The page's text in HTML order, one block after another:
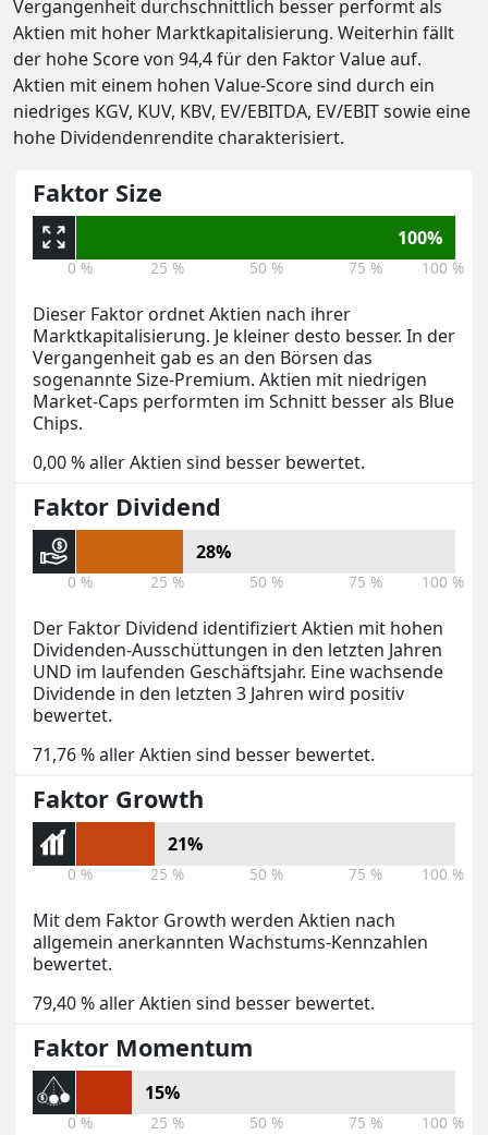
Vergangenheit durchschnittlich besser performt als
Aktien mit hoher Marktkapitalisierung. Weiterhin fällt
der hohe Score von 94,4 für den Faktor Value auf.
Aktien mit einem hohen Value-Score sind durch ein
niedriges KGV, KUV, KBV, EV/EBITDA, EV/EBIT sowie eine
hohe Dividendenrendite charakterisiert.
Faktor Size
100%
0 % 25 % 50 % 75 % 100 %
Dieser Faktor ordnet Aktien nach ihrer
Marktkapitalisierung. Je kleiner desto besser. In der
Vergangenheit gab es an den Börsen das
sogenannte Size-Premium. Aktien mit niedrigen
Market-Caps performten im Schnitt besser als Blue
Chips.
0,00 % aller Aktien sind besser bewertet.
Faktor Dividend
28%
0 % 25 % 50 % 75 % 100 %
Der Faktor Dividend identifiziert Aktien mit hohen
Dividenden-Ausschüttungen in den letzten Jahren
UND im laufenden Geschäftsjahr. Eine wachsende
Dividende in den letzten 3 Jahren wird positiv
bewertet.
71,76 % aller Aktien sind besser bewertet.
Faktor Growth
21%
0 % 25 % 50 % 75 % 100 %
Mit dem Faktor Growth werden Aktien nach
allgemein anerkannten Wachstums-Kennzahlen
bewertet.
79,40 % aller Aktien sind besser bewertet.
Faktor Momentum
15%
0 % 25 % 50 % 75 % 100 %